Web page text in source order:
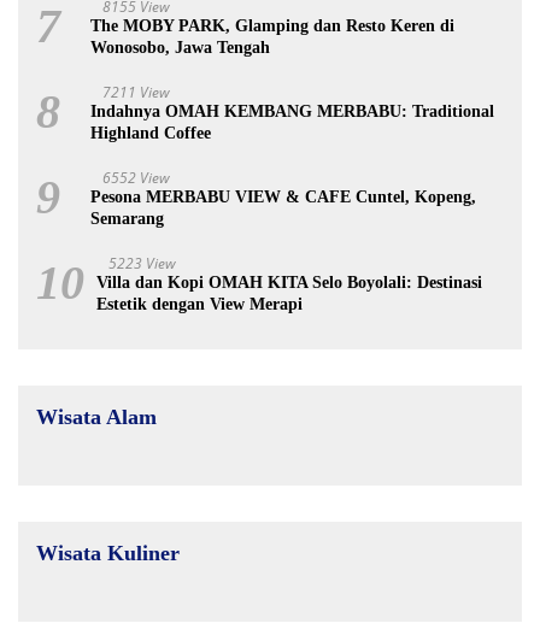
7 8155 View
The MOBY PARK, Glamping dan Resto Keren di
Wonosobo, Jawa Tengah
8 7211 View
Indahnya OMAH KEMBANG MERBABU: Traditional
Highland Coffee
9 6552 View
Pesona MERBABU VIEW & CAFE Cuntel, Kopeng,
Semarang
10 5223 View
Villa dan Kopi OMAH KITA Selo Boyolali: Destinasi
Estetik dengan View Merapi
Wisata Alam
Wisata Kuliner